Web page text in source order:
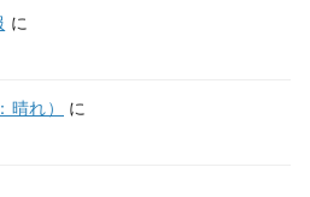
に
れ）
に